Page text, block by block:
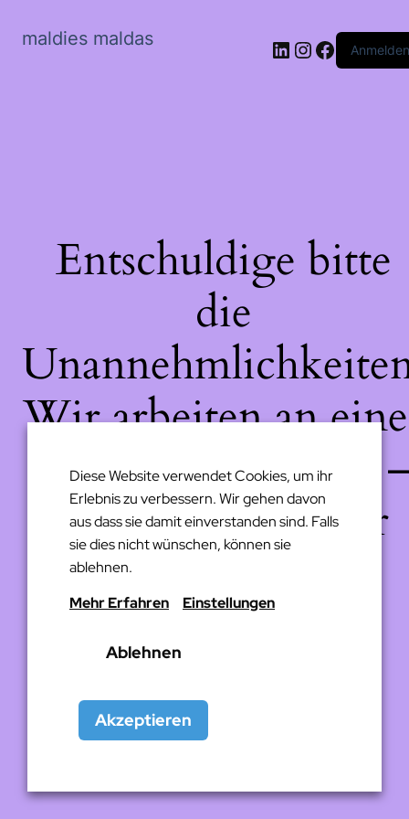
maldies maldas LinkedIn
Instagram
Anmelden
Entschuldige bitte
die
Wir arbeiten an
großartigen Sache
schau bald wieder
Diese Website verwendet Cookies, um ihr
Erlebnis zu verbessern. Wir gehen davon
aus dass sie damit einverstanden sind. Falls
sie dies nicht wünschen, können sie
ablehnen.
Mehr Erfahren
Einstellungen
Ablehnen
Akzeptieren